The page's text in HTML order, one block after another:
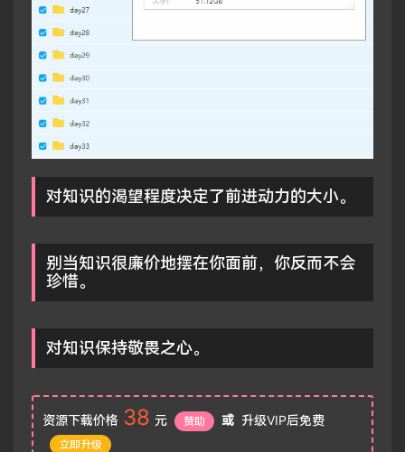
对知识的渴望程度决定了前进动力的大小。
别当知识很廉价地摆在你面前，你反而不会
珍惜。
对知识保持敬畏之心。
资源下载价格 38 元 赞助 或 升级VIP后免费
立即升级